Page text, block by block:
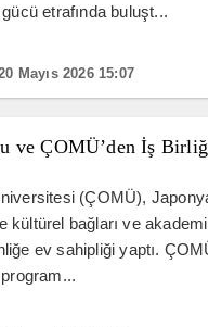
etrafında buluşt...
Mayıs 2026 15:07
ve ÇOMÜ’den İş
(ÇOMÜ),
bağları ve
ev sahipliği yaptı.